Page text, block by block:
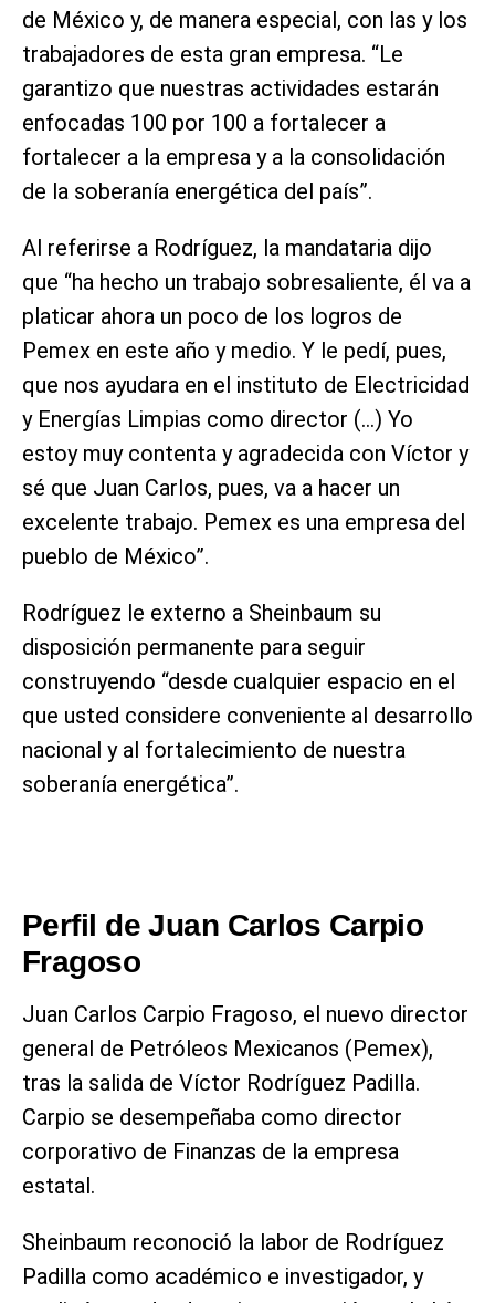
de México y, de manera especial, con las y los
trabajadores de esta gran empresa. “Le
garantizo que nuestras actividades estarán
enfocadas 100 por 100 a fortalecer a
fortalecer a la empresa y a la consolidación
de la soberanía energética del país”.
Al referirse a Rodríguez, la mandataria dijo
que “ha hecho un trabajo sobresaliente, él va a
platicar ahora un poco de los logros de
Pemex en este año y medio. Y le pedí, pues,
que nos ayudara en el instituto de Electricidad
y Energías Limpias como director (…) Yo
estoy muy contenta y agradecida con Víctor y
sé que Juan Carlos, pues, va a hacer un
excelente trabajo. Pemex es una empresa del
pueblo de México”.
Rodríguez le externo a Sheinbaum su
disposición permanente para seguir
construyendo “desde cualquier espacio en el
que usted considere conveniente al desarrollo
nacional y al fortalecimiento de nuestra
soberanía energética”.
Perfil de Juan Carlos Carpio
Fragoso
Juan Carlos Carpio Fragoso, el nuevo director
general de Petróleos Mexicanos (Pemex),
tras la salida de Víctor Rodríguez Padilla.
Carpio se desempeñaba como director
corporativo de Finanzas de la empresa
estatal.
Sheinbaum reconoció la labor de Rodríguez
Padilla como académico e investigador, y